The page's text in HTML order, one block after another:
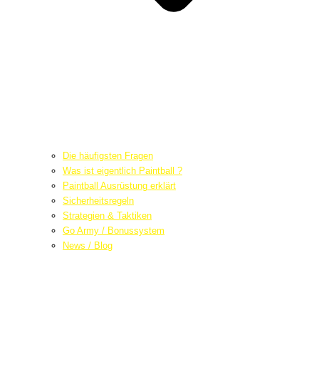
Die häufigsten Fragen
Was ist eigentlich Paintball ?
Paintball Ausrüstung erklärt
Sicherheitsregeln
Strategien & Taktiken
Go Army / Bonussystem
News / Blog